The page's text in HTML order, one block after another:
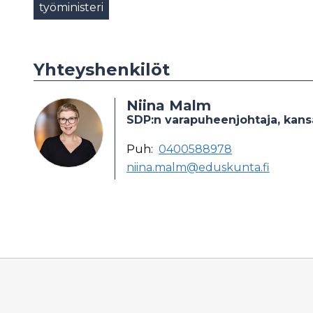
työministeri
Yhteyshenkilöt
Niina Malm
SDP:n varapuheenjohtaja,
Puh: 0400588978
niina.malm@eduskunta.fi